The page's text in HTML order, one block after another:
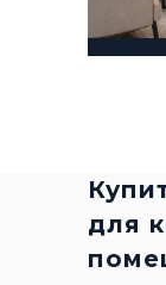
для